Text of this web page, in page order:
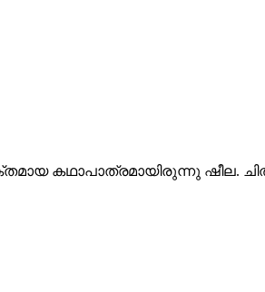
കഥാപാത്രമായിരുന്നു ഷീല.